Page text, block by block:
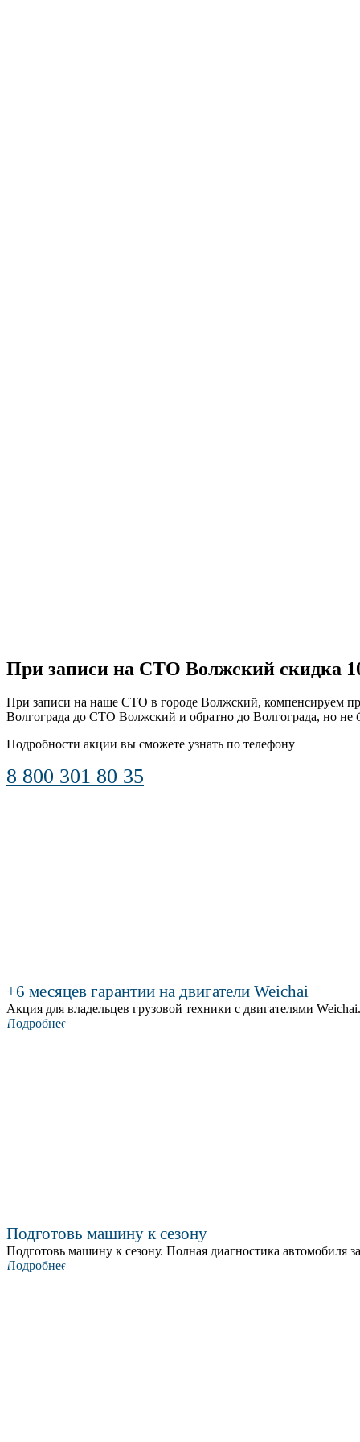
При записи на СТО Волжский скидка
При записи на наше СТО в городе Волжский, компенсируем
Волгограда до СТО Волжский и обратно до Волгограда, но не
Подробности акции вы сможете узнать по телефону
8 800 301 80 35
+6 месяцев гарантии на двигатели Weichai
Акция для владельцев грузовой техники с двигателями
Подробнее
Подготовь машину к сезону
Подготовь машину к сезону. Полная диагностика автомобиля
Подробнее